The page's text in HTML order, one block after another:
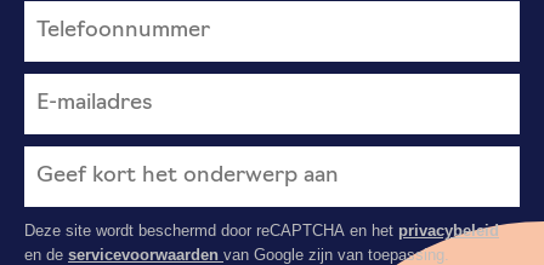
Deze site wordt beschermd door reCAPTCHA en het privacybeleid
en de servicevoorwaarden van Google zijn van toepassing.